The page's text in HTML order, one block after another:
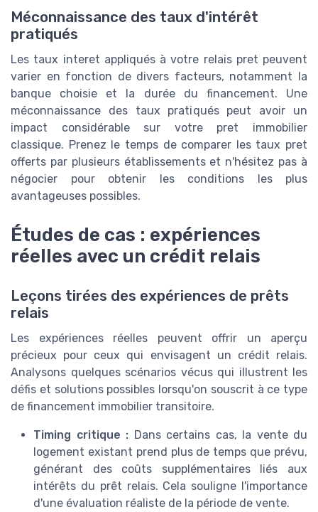
Méconnaissance des taux d'intérêt
pratiqués
Les taux interet appliqués à votre relais pret peuvent
varier en fonction de divers facteurs, notamment la
banque choisie et la durée du financement. Une
méconnaissance des taux pratiqués peut avoir un
impact considérable sur votre pret immobilier
classique. Prenez le temps de comparer les taux pret
offerts par plusieurs établissements et n'hésitez pas à
négocier pour obtenir les conditions les plus
avantageuses possibles.
Études de cas : expériences
réelles avec un crédit relais
Leçons tirées des expériences de prêts
relais
Les expériences réelles peuvent offrir un aperçu
précieux pour ceux qui envisagent un crédit relais.
Analysons quelques scénarios vécus qui illustrent les
défis et solutions possibles lorsqu'on souscrit à ce type
de financement immobilier transitoire.
Timing critique : Dans certains cas, la vente du
logement existant prend plus de temps que prévu,
générant des coûts supplémentaires liés aux
intérêts du prêt relais. Cela souligne l'importance
d'une évaluation réaliste de la période de vente.